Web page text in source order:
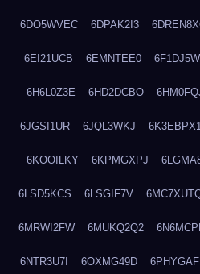
6DO5WVEC 6DPAK2I3
6EI21UCB 6EMNTEE0
6H6L0Z3E 6HD2DCBO
6JGSI1UR 6JQL3WKJ 6K3EBPX1
6KOOILKY 6KPMGXPJ
6LSD5KCS 6LSGIF7V
6MRWI2FW 6MUKQ2Q2
6NTR3U7I 6OXMG49D